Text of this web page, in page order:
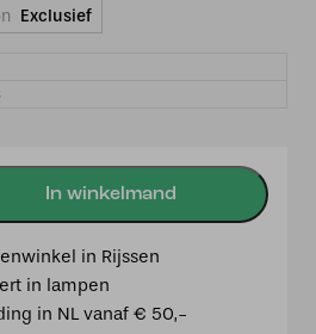
Exclusief
in Rijssen
in lampen
in NL vanaf € 50,-